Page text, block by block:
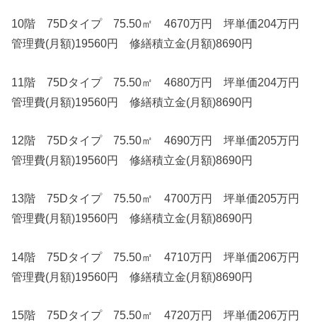
10階 75Dタイプ 75.50㎡ 4670万円 坪単価204万円
管理費(月額)19560円 修繕積立金(月額)8690円
11階 75Dタイプ 75.50㎡ 4680万円 坪単価204万円
管理費(月額)19560円 修繕積立金(月額)8690円
12階 75Dタイプ 75.50㎡ 4690万円 坪単価205万円
管理費(月額)19560円 修繕積立金(月額)8690円
13階 75Dタイプ 75.50㎡ 4700万円 坪単価205万円
管理費(月額)19560円 修繕積立金(月額)8690円
14階 75Dタイプ 75.50㎡ 4710万円 坪単価206万円
管理費(月額)19560円 修繕積立金(月額)8690円
15階 75Dタイプ 75.50㎡ 4720万円 坪単価206万円